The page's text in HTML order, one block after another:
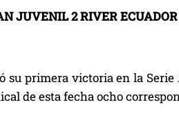
JUVENIL 2 RIVER ECUADOR
su primera victoria en la
de esta fecha ocho